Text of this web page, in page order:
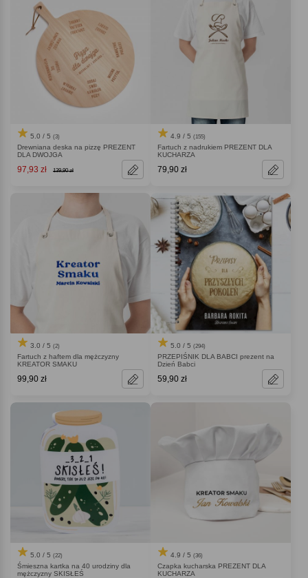
5.0 / 5 (3)
Drewniana deska na pizzę PREZENT
DLA DWOJGA
97,93 zł 139,90 zł
4.9 / 5 (155)
Fartuch z nadrukiem PREZENT DLA
KUCHARZA
79,90 zł
3.0 / 5 (2)
Fartuch z haftem dla mężczyzny
KREATOR SMAKU
99,90 zł
5.0 / 5 (294)
PRZEPIŚNIK DLA BABCI prezent na
Dzień Babci
59,90 zł
5.0 / 5 (22)
Śmieszna kartka na 40 urodziny dla
mężczyzny SKISŁEŚ
4.9 / 5 (36)
Czapka kucharska PREZENT DLA
KUCHARZA